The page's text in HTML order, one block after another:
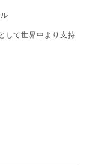
して世界中より支持